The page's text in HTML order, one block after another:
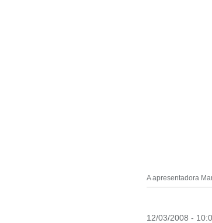
A apresentadora
12/03/2008 -